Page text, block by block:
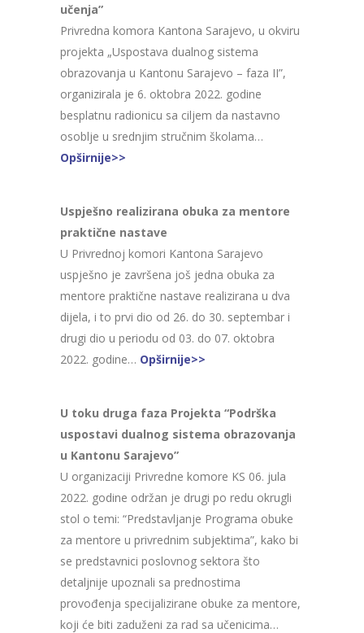
učenja”
Privredna komora Kantona Sarajevo, u okviru
projekta „Uspostava dualnog sistema
obrazovanja u Kantonu Sarajevo – faza II”,
organizirala je 6. oktobra 2022. godine
besplatnu radionicu sa ciljem da nastavno
osoblje u srednjim stručnim školama…
Opširnije>>
Uspješno realizirana obuka za mentore
praktične nastave
U Privrednoj komori Kantona Sarajevo
uspješno je završena još jedna obuka za
mentore praktične nastave realizirana u dva
dijela, i to prvi dio od 26. do 30. septembar i
drugi dio u periodu od 03. do 07. oktobra
2022. godine… Opširnije>>
U toku druga faza Projekta “Podrška
uspostavi dualnog sistema obrazovanja
u Kantonu Sarajevo”
U organizaciji Privredne komore KS 06. jula
2022. godine održan je drugi po redu okrugli
stol o temi: “Predstavljanje Programa obuke
za mentore u privrednim subjektima”, kako bi
se predstavnici poslovnog sektora što
detaljnije upoznali sa prednostima
provođenja specijalizirane obuke za mentore,
koji će biti zaduženi za rad sa učenicima…